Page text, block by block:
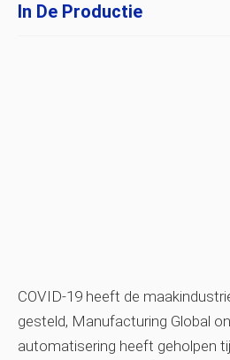
In De Productie
COVID-19 heeft de
gesteld, Manufacturing Global
automatisering heeft geholpen